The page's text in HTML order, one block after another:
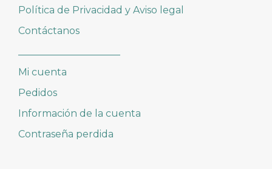
Política de Privacidad y Aviso legal
Contáctanos
Mi cuenta
Pedidos
Información de la cuenta
Contraseña perdida